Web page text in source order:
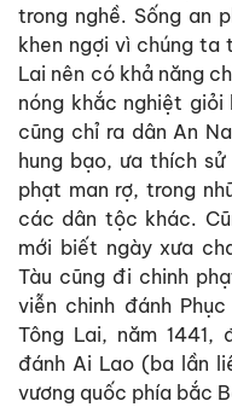
trong nghề. Sống an
khen ngợi vì chúng ta
Lai nên có khả năng
nóng khắc nghiệt giỏi
cũng chỉ ra dân An
hung bạo, ưa thích
phạt man rợ, trong
các dân tộc khác.
mới biết ngày xưa
Tàu cũng đi chinh
viễn chinh đánh
Tông Lai, năm 1441,
đánh Ai Lao (ba lần
vương quốc phía bắc